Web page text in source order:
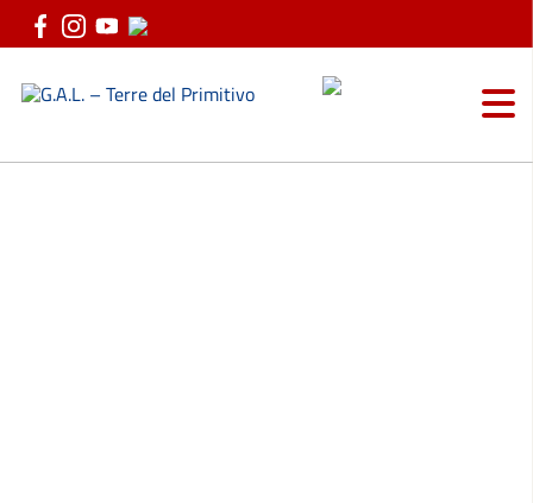
Vai ai contenuti
Vai al menu di navigazione
Vai al footer